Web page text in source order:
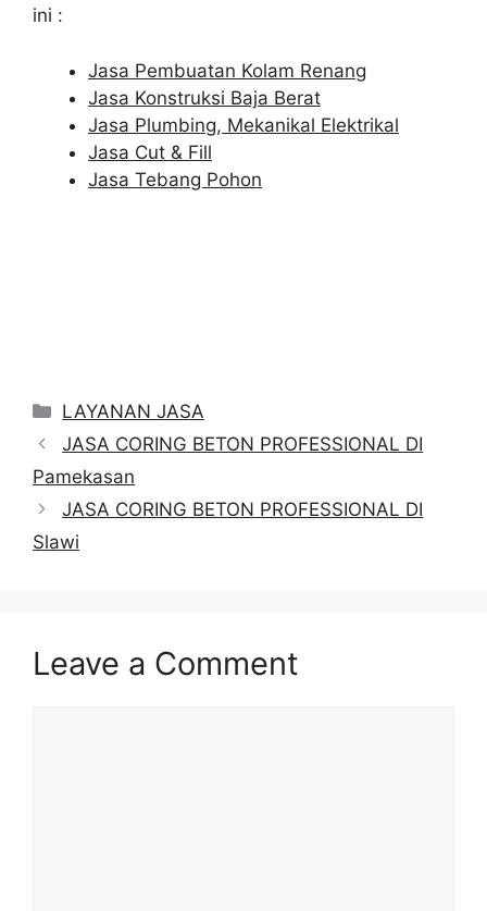
ini :
Jasa Pembuatan Kolam Renang
Jasa Konstruksi Baja Berat
Jasa Plumbing, Mekanikal Elektrikal
Jasa Cut & Fill
Jasa Tebang Pohon
Categories
LAYANAN JASA
JASA CORING BETON PROFESSIONAL DI
Pamekasan
JASA CORING BETON PROFESSIONAL DI
Slawi
Leave a Comment